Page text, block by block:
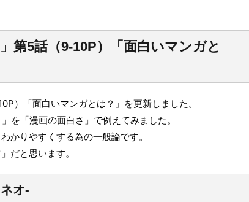
第5話（9-10P）「面白いマンガと
）「面白いマンガとは？」を更新しました。
を「漫画の面白さ」で例えてみました。
かりやすくする為の一般論です。
だと思います。
オ-